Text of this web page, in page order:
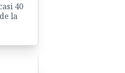
40
la